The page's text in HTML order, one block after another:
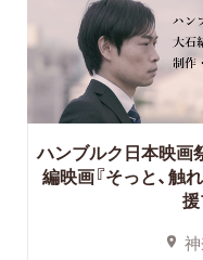
ハンブルク日本映画
編映画『そっと、触